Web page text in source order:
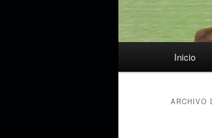
Inicio
ARCHIVO